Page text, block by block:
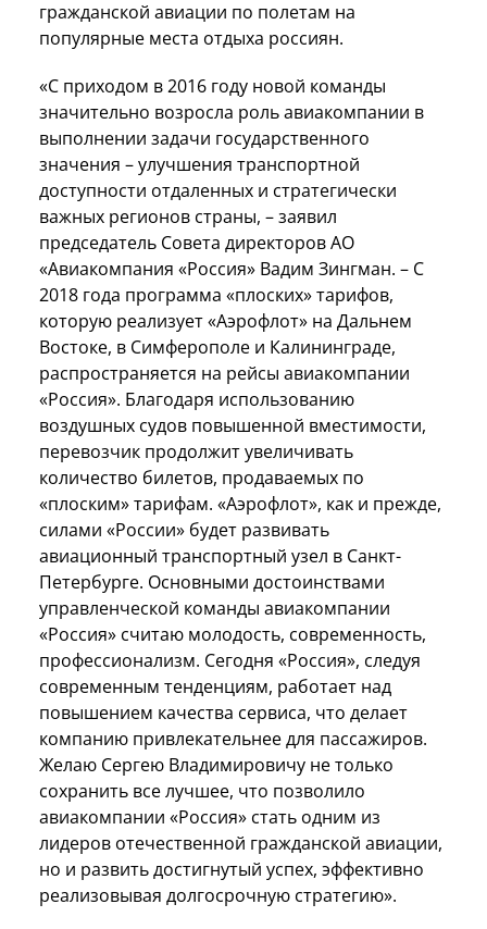
гражданской авиации по полетам на
популярные места отдыха россиян.
«С приходом в 2016 году новой команды
значительно возросла роль авиакомпании в
выполнении задачи государственного
значения – улучшения транспортной
доступности отдаленных и стратегически
важных регионов страны, – заявил
председатель Совета директоров АО
«Авиакомпания «Россия» Вадим Зингман. – С
2018 года программа «плоских» тарифов,
которую реализует «Аэрофлот» на Дальнем
Востоке, в Симферополе и Калининграде,
распространяется на рейсы авиакомпании
«Россия». Благодаря использованию
воздушных судов повышенной вместимости,
перевозчик продолжит увеличивать
количество билетов, продаваемых по
«плоским» тарифам. «Аэрофлот», как и прежде,
силами «России» будет развивать
авиационный транспортный узел в Санкт-
Петербурге. Основными достоинствами
управленческой команды авиакомпании
«Россия» считаю молодость, современность,
профессионализм. Сегодня «Россия», следуя
современным тенденциям, работает над
повышением качества сервиса, что делает
компанию привлекательнее для пассажиров.
Желаю Сергею Владимировичу не только
сохранить все лучшее, что позволило
авиакомпании «Россия» стать одним из
лидеров отечественной гражданской авиации,
но и развить достигнутый успех, эффективно
реализовывая долгосрочную стратегию».